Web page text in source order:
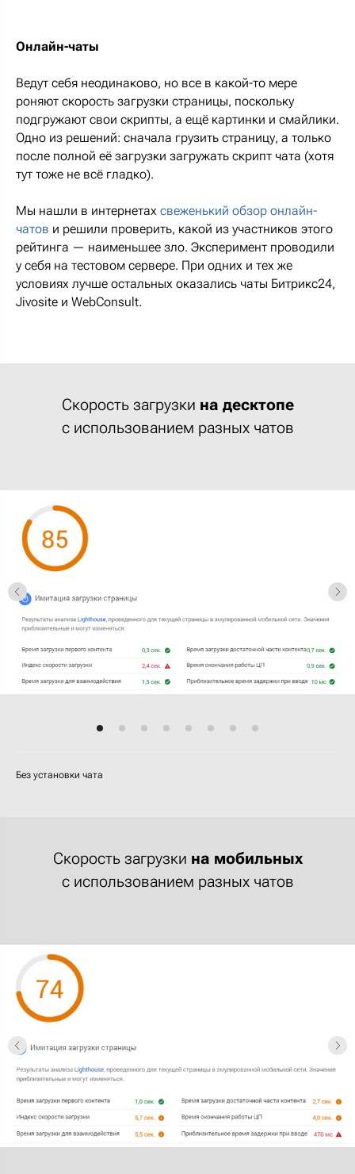
Онлайн-чаты
Ведут себя неодинаково, но все в какой-то мере
роняют скорость загрузки страницы, поскольку
подгружают свои скрипты, а ещё картинки и смайлики.
Одно из решений: сначала грузить страницу, а только
после полной её загрузки загружать скрипт чата (хотя
тут тоже не всё гладко).
Мы нашли в интернетах свеженький обзор онлайн-
чатов и решили проверить, какой из участников этого
рейтинга — наименьшее зло. Эксперимент проводили
у себя на тестовом сервере. При одних и тех же
условиях лучше остальных оказались чаты Битрикс24,
Jivosite и WebConsult.
Скорость загрузки на десктопе
с использованием разных чатов
Без установки чата
Скорость загрузки на мобильных
с использованием разных чатов